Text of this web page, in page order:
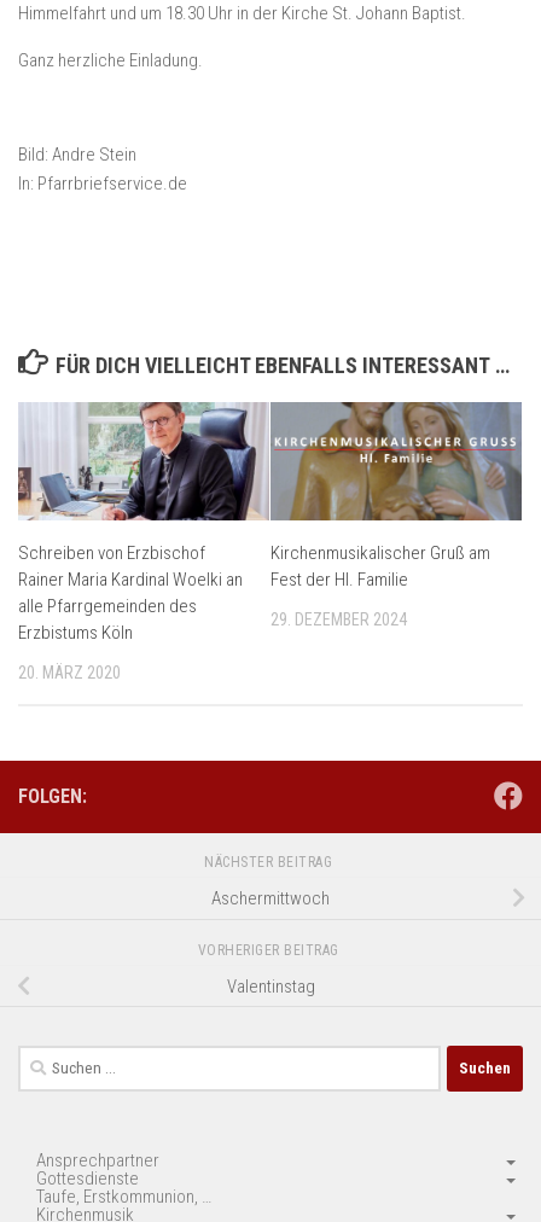
Himmelfahrt und um 18.30 Uhr in der Kirche St. Johann Baptist.
Ganz herzliche Einladung.
Bild: Andre Stein
In: Pfarrbriefservice.de
FÜR DICH VIELLEICHT EBENFALLS INTERESSANT …
Schreiben von Erzbischof
Rainer Maria Kardinal Woelki an
alle Pfarrgemeinden des
Erzbistums Köln
20. MÄRZ 2020
Kirchenmusikalischer Gruß am
Fest der Hl. Familie
29. DEZEMBER 2024
FOLGEN:
NÄCHSTER BEITRAG
Aschermittwoch
VORHERIGER BEITRAG
Valentinstag
Suchen
nach:
Ansprechpartner
Gottesdienste
Taufe, Erstkommunion, …
Kirchenmusik